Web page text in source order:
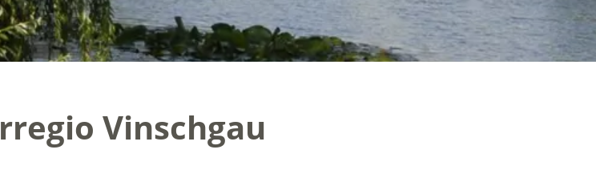
Vinschgau